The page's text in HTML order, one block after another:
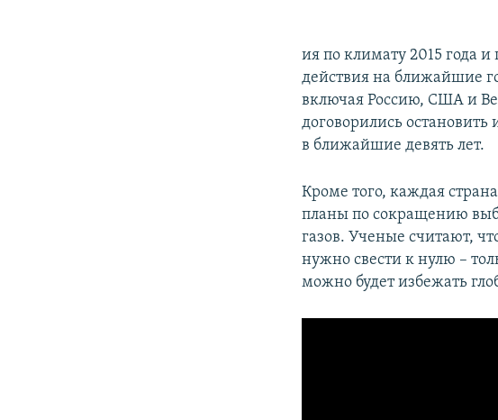
ия по климату 2015 года
действия на ближайшие
включая Россию, США и
договорились остановить
в ближайшие девять лет.
Кроме того, каждая
планы по сокращению
газов. Ученые считают,
нужно свести к нулю –
можно будет избежать